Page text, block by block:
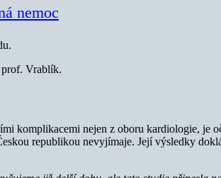
nemoc
Vrablík.
komplikacemi nejen z oboru kardiologie,
republikou nevyjímaje. Její výsledky